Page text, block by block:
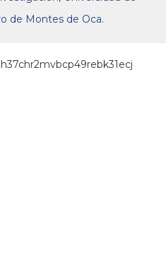
de Montes de Oca.